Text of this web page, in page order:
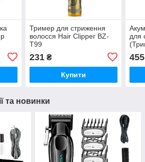
Тример для стриження
волосся Hair Clipper BZ-
T99
231₴
Купити
для
455
та новинки